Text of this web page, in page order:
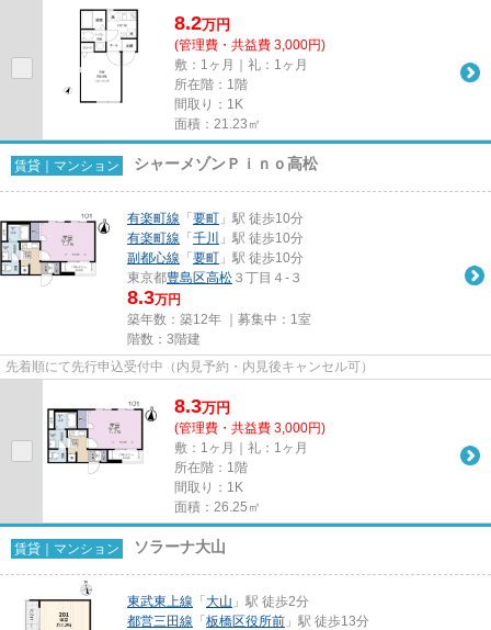
8.2万円
(管理費・共益費 3,000円)
敷：1ヶ月｜礼：1ヶ月
所在階：1階
間取り：1K
面積：21.23㎡
賃貸｜マンション シャーメゾンＰｉｎｏ高松
有楽町線 「 要町 」駅 徒歩10分
有楽町線 「 千川
」駅 徒歩10分
副都心線 「 要町 」駅 徒歩10分
東京都豊島区高松 ３丁目４-３
8.3万円
築年数：築12年 ｜募集中： 1室
階数：3階建
先着順にて先行申込受付中（内見予約・内見後キャンセル可）
8.3万円
(管理費・共益費 3,000円)
敷：1ヶ月｜礼：1ヶ月
所在階：1階
間取り：1K
面積：26.25㎡
賃貸｜マンション ソラーナ大山
東武東上線 「 大山 」駅 徒歩2分
都営三田線 「 板橋区役所前 」駅 徒歩13分